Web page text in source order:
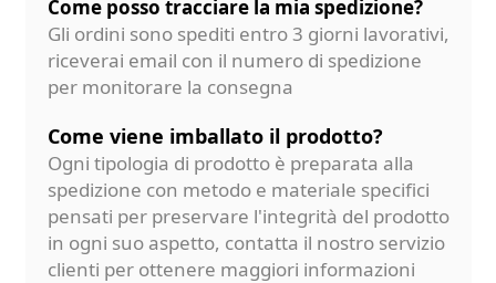
Come posso tracciare la mia spedizione?
Gli ordini sono spediti entro 3 giorni lavorativi,
riceverai email con il numero di spedizione
per monitorare la consegna
Come viene imballato il prodotto?
Ogni tipologia di prodotto è preparata alla
spedizione con metodo e materiale specifici
pensati per preservare l'integrità del prodotto
in ogni suo aspetto, contatta il nostro servizio
clienti per ottenere maggiori informazioni